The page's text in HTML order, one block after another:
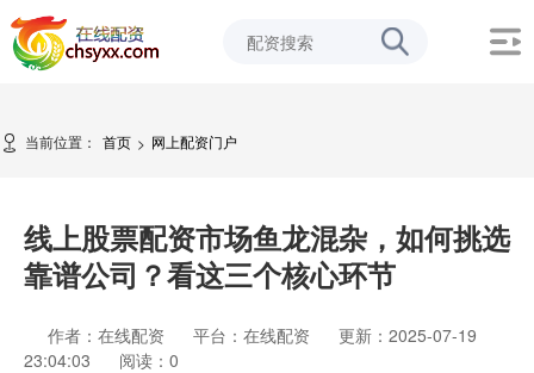
当前位置： 首页 > 网上配资门户
线上股票配资市场鱼龙混杂，如何挑选
靠谱公司？看这三个核心环节
作者：在线配资 平台：在线配资
更新：2025-07-19
23:04:03
阅读： 0